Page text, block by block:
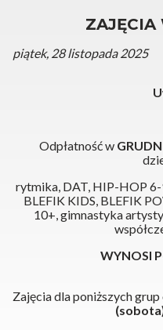
ZAJĘCIA
piątek, 28 listopada 2025
Odpłatność w
rytmika, DAT, HIP-HOP 6-
BLEFIK KIDS, BLEFIK
10+, gimnastyka
WYNOSI
Zajęcia dla poniższych